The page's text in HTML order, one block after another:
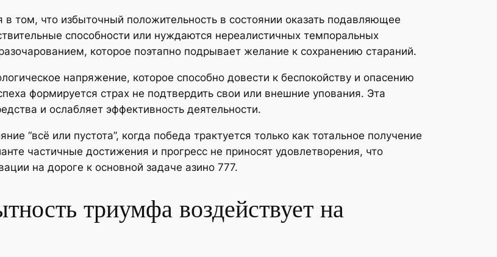
том, что избыточный положительность в состоянии оказать подавляющее
способности или нуждаются нереалистичных темпоральных
которое поэтапно подрывает желание к сохранению стараний.
напряжение, которое способно довести к беспокойству и опасению
формируется страх не подтвердить свои или внешние упования. Эта
и ослабляет эффективность деятельности.
“всё или пустота”, когда победа трактуется только как тотальное получение
частичные достижения и прогресс не приносят удовлетворения, что
на дороге к основной задаче азино 777.
триумфа воздействует на